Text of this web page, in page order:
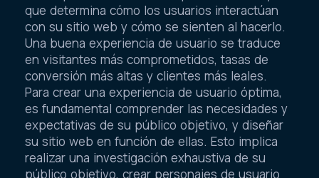
que determina cómo los usuarios interactúan
con su sitio web y cómo se sienten al hacerlo.
Una buena experiencia de usuario se traduce
en visitantes más comprometidos, tasas de
conversión más altas y clientes más leales.
Para crear una experiencia de usuario óptima,
es fundamental comprender las necesidades y
expectativas de su público objetivo, y diseñar
su sitio web en función de ellas. Esto implica
realizar una investigación exhaustiva de su
público objetivo, crear personajes de usuario